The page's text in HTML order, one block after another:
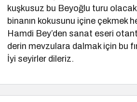
kuşkusuz bu Beyoğlu turu
binanın kokusunu içine çekmek
Hamdi Bey’den sanat eseri
derin mevzulara dalmak için bu
İyi seyirler dileriz.